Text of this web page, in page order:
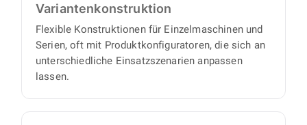
Varianten­konstruktion
Flexible Konstruktionen für Einzelmaschinen und
Serien, oft mit Produktkonfiguratoren, die sich an
unterschiedliche Einsatzszenarien anpassen
lassen.